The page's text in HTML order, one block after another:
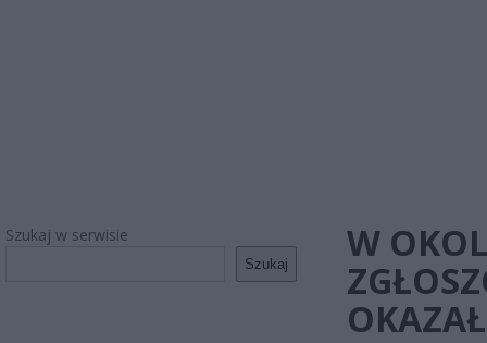
Szukaj w serwisie
Szukaj
W